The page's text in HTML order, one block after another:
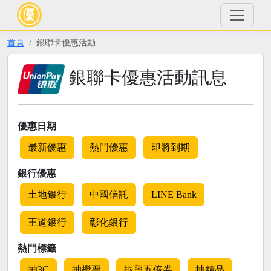
首頁 銀聯卡優惠活動
銀聯卡優惠活動訊息
優惠日期
最新優惠 熱門優惠 即將到期
銀行優惠
土地銀行 中國信託 LINE Bank
王道銀行 彰化銀行
熱門標籤